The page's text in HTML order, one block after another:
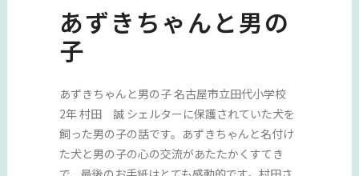
あずきちゃんと男の
子
あずきちゃんと男の子 名古屋市立田代小学校
2年 村田 誠 シェルターに保護されていた犬を
飼った男の子の話です。あずきちゃんと名付け
た犬と男の子の心の交流があたたかくすてき